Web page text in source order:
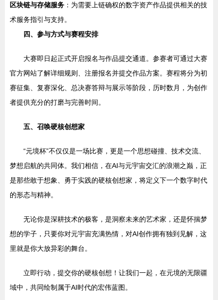
区块链与存储服务 ：为需要上链确权的数字资产作品提供相关的技
术服务指引与支持。
四、参与方式与赛程安排
大赛即日起正式开启报名与作品提交通道。参赛者可通过大赛
官方网站了解详细规则、注册报名并提交作品方案。赛程将分为初
赛征集、复赛深化、总决赛答辩与展示等阶段，历时数月，为创作
者提供充分的打磨与完善时间。
五、召唤硬核创想家
“元境杯”不仅仅是一场比赛，更是一个思想碰撞、技术交流、
梦想启航的共同体。我们相信，在AI与元宇宙交汇的浪潮之巅，正
是那些敢于想象、勇于实践的硬核创想家，将定义下一个数字时代
的形态与精神。
无论你是深耕技术的极客，是洞察未来的艺术家，还是怀揣梦
想的学子，只要你对元宇宙充满热情，对AI创作拥有独到见解，这
里就是你大放异彩的舞台。
立即行动，提交你的硬核创想！让我们一起，在元境的无限疆
域中，共同绘制属于AI时代的宏伟蓝图。